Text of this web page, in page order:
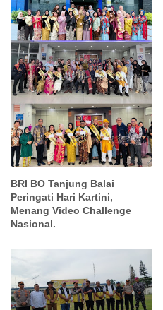
BRI BO Tanjung Balai
Peringati Hari Kartini,
Menang Video Challenge
Nasional.